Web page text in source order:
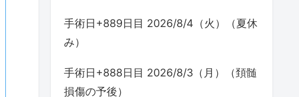
手術日+889日目 2026/8/4（火）（夏休
み）
手術日+888日目 2026/8/3（月）（頚髄
損傷の予後）